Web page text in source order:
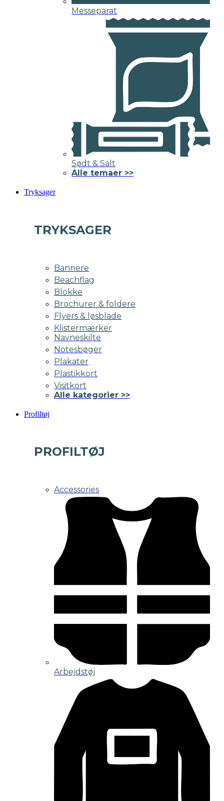
Messeparat
Sødt & Salt
Alle temaer >>
Tryksager
TRYKSAGER
Bannere
Beachflag
Blokke
Brochurer & foldere
Flyers & løsblade
Klistermærker
Navneskilte
Notesbøger
Plakater
Plastikkort
Visitkort
Alle kategorier >>
Profiltøj
PROFILTØJ
Accessories
Arbejdstøj